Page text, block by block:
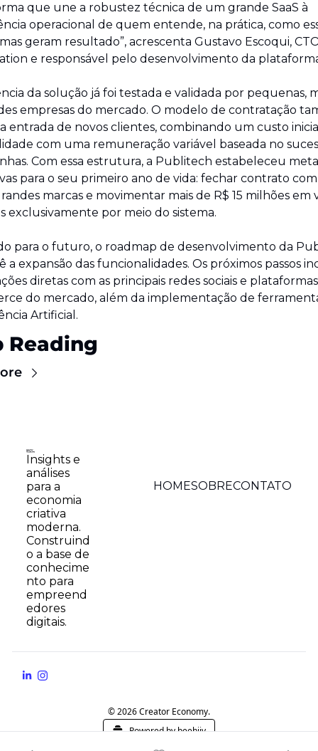
que une a robustez técnica de um grande SaaS à
operacional de quem entende, na prática, como
geram resultado”, acrescenta Gustavo Escoqui,
e responsável pelo desenvolvimento da
da solução já foi testada e validada por pequenas,
empresas do mercado. O modelo de contratação
entrada de novos clientes, combinando um custo
com uma remuneração variável baseada no
Com essa estrutura, a Publitech estabeleceu
para o seu primeiro ano de vida: fechar contrato
marcas e movimentar mais de R$ 15 milhões em
exclusivamente por meio do sistema.
para o futuro, o roadmap de desenvolvimento da
a expansão das funcionalidades. Os próximos passos
diretas com as principais redes sociais e
do mercado, além da implementação de
Artificial.
Reading
Insights e
análises
para a
economia
criativa
moderna.
Construind
o a base de
conhecime
nto para
empreend
edores
digitais.
HOMESOBRECONTATO
© 2026 Creator Economy.
Powered by beehiiv